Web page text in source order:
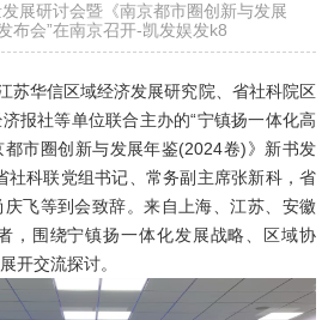
展研讨会暨《南京都市圈创新与发展
布会”在南京召开-凯发娱发k8
苏华信区域经济发展研究院、省社科院区
报社等单位联合主办的“宁镇扬一体化高
都市圈创新与发展年鉴(2024卷)》新书发
社科联党组书记、常务副主席张新科，省
飞等到会致辞。来自上海、江苏、安徽
，围绕宁镇扬一体化发展战略、区域协
开交流探讨。